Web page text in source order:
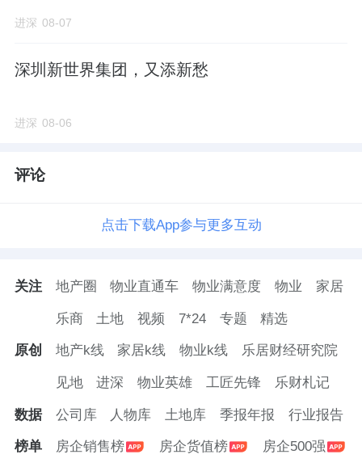
在保留限购基本框架下持续边际松绑，需求端
存"，政策效果在二季度成交端逐步显现。
导、国央企与本土国企主导、冷热分化
（一）全市土地市场整体概况
2026年上半年，北京招拍挂经营性用地（纯住
应总建面234.73万㎡；成交31幅，成交总建面
215.22万㎡，土地出让金总额502.68亿元，整
体楼面均价23357元/㎡，平均溢价率2.48%
（数据来源：克而瑞 ）。
进深 08-07
深圳新世界集团，又添新愁
进深 08-06
评论
点击下载App参与更多互动
关注 地产圈 物业直通车 物业满意度 物业 家居
乐商 土地 视频 7*24 专题 精选
原创 地产k线 家居k线 物业k线 乐居财经研究院
见地 进深 物业英雄 工匠先锋 乐财札记
数据 公司库 人物库 土地库 季报年报 行业报告
榜单 房企销售榜 房企货值榜 房企500强